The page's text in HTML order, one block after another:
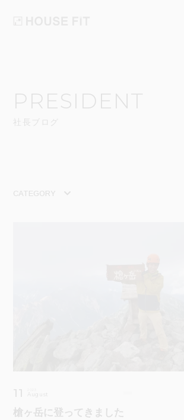
PRESIDENT
社長ブログ
CATEGORY
11 August
槍ヶ岳に登ってきました